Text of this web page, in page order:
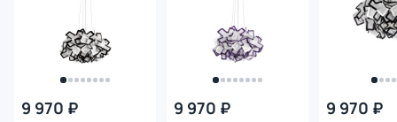
9 970 ₽ 9 970 ₽ 9 970 ₽